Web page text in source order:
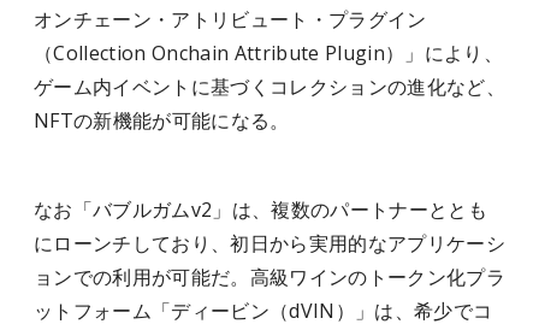
オンチェーン・アトリビュート・プラグイン
（Collection Onchain Attribute Plugin）」により、
ゲーム内イベントに基づくコレクションの進化など、
NFTの新機能が可能になる。
なお「バブルガムv2」は、複数のパートナーととも
にローンチしており、初日から実用的なアプリケーシ
ョンでの利用が可能だ。高級ワインのトークン化プラ
ットフォーム「ディービン（dVIN）」は、希少でコ